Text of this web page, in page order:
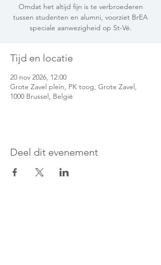
Omdat het altijd fijn is te verbroederen
tussen studenten en alumni, voorziet BrEA
speciale aanwezigheid op St-Vé.
Tijd en locatie
20 nov 2026, 12:00
Grote Zavel plein, PK toog, Grote Zavel,
1000 Brussel, België
Deel dit evenement